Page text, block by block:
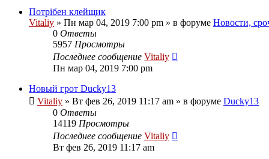
Потрібен клейщик
Vitaliy » Пн мар 04, 2019 7:00 pm » в форуме Новости,
0 Ответы
5957 Просмотры
Последнее сообщение Vitaliy
Пн мар 04, 2019 7:00 pm
Новый грот Ducky13
Vitaliy » Вт фев 26, 2019 11:17 am » в форуме Ducky13
0 Ответы
14119 Просмотры
Последнее сообщение Vitaliy
Вт фев 26, 2019 11:17 am